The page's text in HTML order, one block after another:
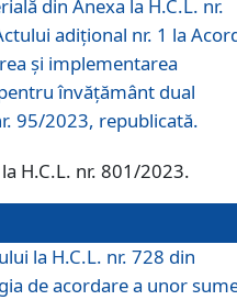
din Anexa la H.C.L. nr.
adițional nr. 1 la
și implementarea
învățământ dual
95/2023, republicată.
H.C.L. nr. 801/2023.
la H.C.L. nr. 728 din
de acordare a unor